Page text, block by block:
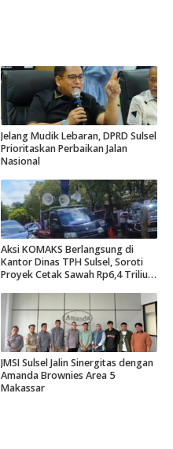
Jelang Mudik Lebaran, DPRD Sulsel
Prioritaskan Perbaikan Jalan
Nasional
Aksi KOMAKS Berlangsung di
Kantor Dinas TPH Sulsel, Soroti
Proyek Cetak Sawah Rp6,4 Triliun
JMSI Sulsel Jalin Sinergitas dengan
Amanda Brownies Area 5
Makassar